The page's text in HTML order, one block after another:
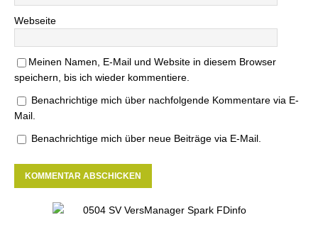
Webseite
Meinen Namen, E-Mail und Website in diesem Browser
speichern, bis ich wieder kommentiere.
Benachrichtige mich über nachfolgende Kommentare via E-
Mail.
Benachrichtige mich über neue Beiträge via E-Mail.